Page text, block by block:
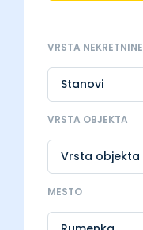
VRSTA NEKRETNINE
VRSTA OBJEKTA
MESTO